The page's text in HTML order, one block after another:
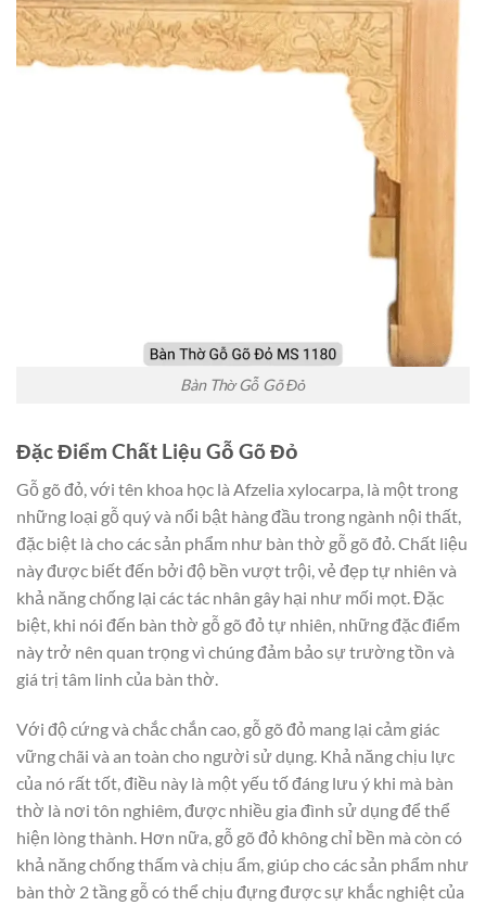
Bàn Thờ Gỗ Gõ Đỏ
Đặc Điểm Chất Liệu Gỗ Gõ Đỏ
Gỗ gõ đỏ, với tên khoa học là Afzelia xylocarpa, là một trong
những loại gỗ quý và nổi bật hàng đầu trong ngành nội thất,
đặc biệt là cho các sản phẩm như bàn thờ gỗ gõ đỏ. Chất liệu
này được biết đến bởi độ bền vượt trội, vẻ đẹp tự nhiên và
khả năng chống lại các tác nhân gây hại như mối mọt. Đặc
biệt, khi nói đến bàn thờ gỗ gõ đỏ tự nhiên, những đặc điểm
này trở nên quan trọng vì chúng đảm bảo sự trường tồn và
giá trị tâm linh của bàn thờ.
Với độ cứng và chắc chắn cao, gỗ gõ đỏ mang lại cảm giác
vững chãi và an toàn cho người sử dụng. Khả năng chịu lực
của nó rất tốt, điều này là một yếu tố đáng lưu ý khi mà bàn
thờ là nơi tôn nghiêm, được nhiều gia đình sử dụng để thể
hiện lòng thành. Hơn nữa, gỗ gõ đỏ không chỉ bền mà còn có
khả năng chống thấm và chịu ẩm, giúp cho các sản phẩm như
bàn thờ 2 tầng gỗ có thể chịu đựng được sự khắc nghiệt của